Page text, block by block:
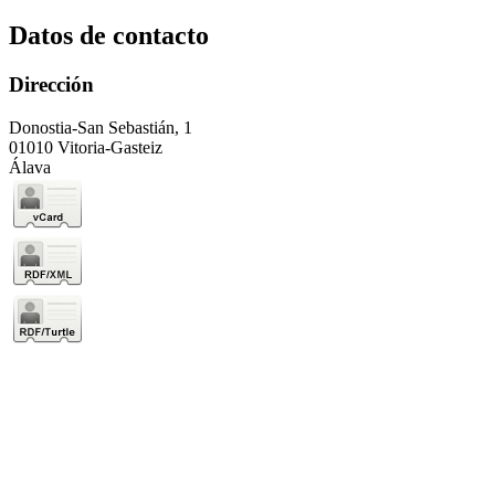
Datos de contacto
Dirección
Donostia-San Sebastián, 1
01010 Vitoria-Gasteiz
Álava